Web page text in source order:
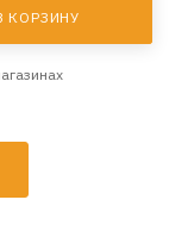
КОРЗИНУ